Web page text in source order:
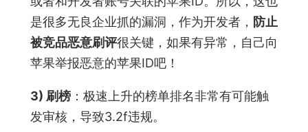
是很多无良企业抓的漏洞，作为开发者， 防止
被竞品恶意刷评很关键，如果有异常，自己向
苹果举报恶意的苹果ID吧！
3) 刷榜 ：极速上升的榜单排名非常有可能触
发审核，导致3.2f违规。